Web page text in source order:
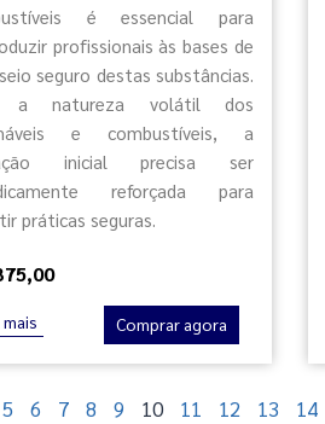
é essencial para
profissionais às bases de
seguro destas substâncias.
a natureza volátil dos
e combustíveis, a
inicial precisa ser
reforçada para
práticas seguras.
Comprar agora
5 6 7 8 9 10 11 12 13 14